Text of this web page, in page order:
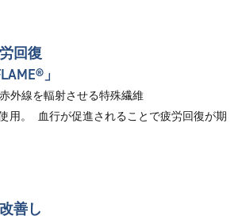
回復
」
外線を輻射させる特殊繊維
用。 血行が促進されることで疲労回復が期
善し